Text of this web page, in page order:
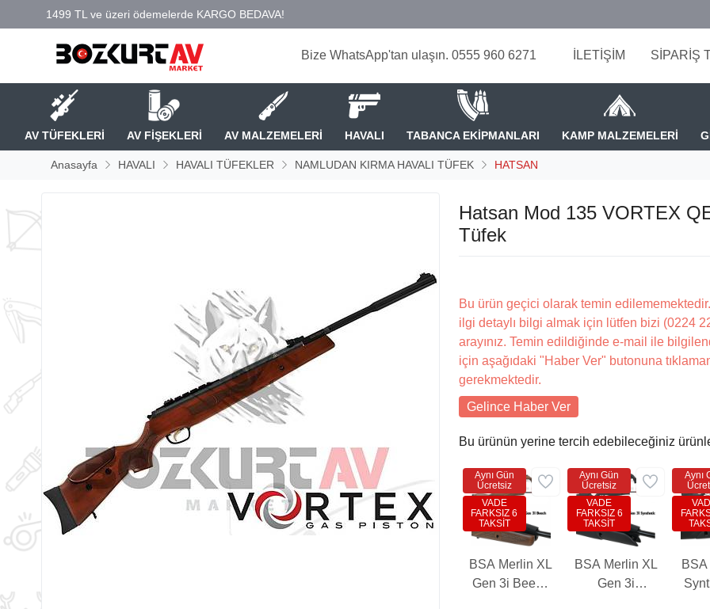
Bize WhatsApp'tan ulaşın. 0555 960 6271 İLETİŞİM SİPARİŞ
AV TÜFEKLERİ AV FİŞEKLERİ AV MALZEMELERİ HAVALI TABANCA EKİPMANLARI KAMP MALZEMELERİ
Anasayfa HAVALI HAVALI TÜFEKLER NAMLUDAN KIRMA HAVALI TÜFEK HATSAN
Hatsan Mod 135 VORTEX
Tüfek
Bu ürün geçici olarak temin
ilgi detaylı bilgi almak için lütfen bizi (0224
arayınız. Temin edildiğinde e-mail ile
için aşağıdaki "Haber Ver" butonuna
gerekmektedir.
Gelince Haber Ver
Bu ürünün yerine tercih edebileceğiniz
BSA Merlin XL
Gen 3i Beech
Aynı Gün
Ücretsiz
VADE
FARKSIZ 6
TAKSİT
BSA Merlin XL
Gen 3i
Aynı Gün
Ücretsiz
VADE
FARKSIZ 6
TAKSİT
Aynı